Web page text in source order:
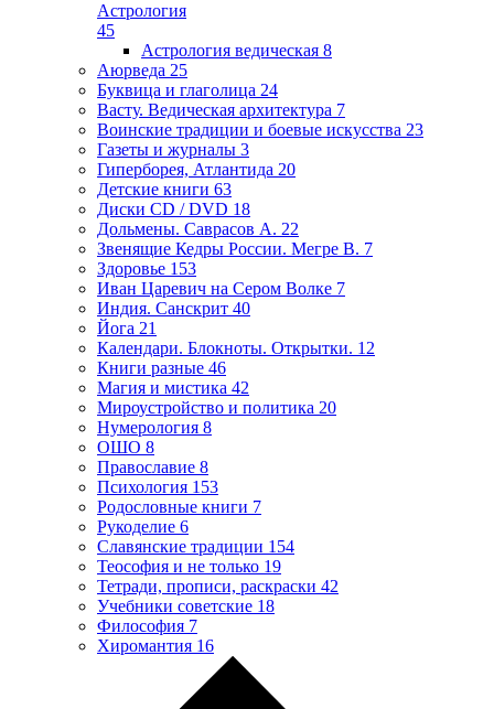
Астрология
45
Астрология ведическая 8
Аюрведа 25
Буквица и глаголица 24
Васту. Ведическая архитектура 7
Воинские традиции и боевые искусства 23
Газеты и журналы 3
Гиперборея, Атлантида 20
Детские книги 63
Диски CD / DVD 18
Дольмены. Саврасов А. 22
Звенящие Кедры России. Мегре В. 7
Здоровье 153
Иван Царевич на Сером Волке 7
Индия. Санскрит 40
Йога 21
Календари. Блокноты. Открытки. 12
Книги разные 46
Магия и мистика 42
Мироустройство и политика 20
Нумерология 8
ОШО 8
Православие 8
Психология 153
Родословные книги 7
Рукоделие 6
Славянские традиции 154
Теософия и не только 19
Тетради, прописи, раскраски 42
Учебники советские 18
Философия 7
Хиромантия 16